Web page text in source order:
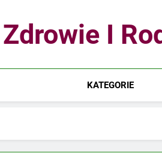
Zdrowie I
KATEGORIE